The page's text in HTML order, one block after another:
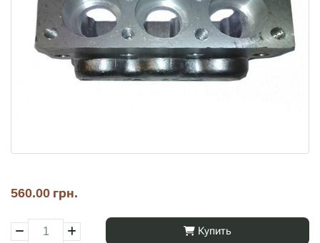
560.00 грн.
Купить